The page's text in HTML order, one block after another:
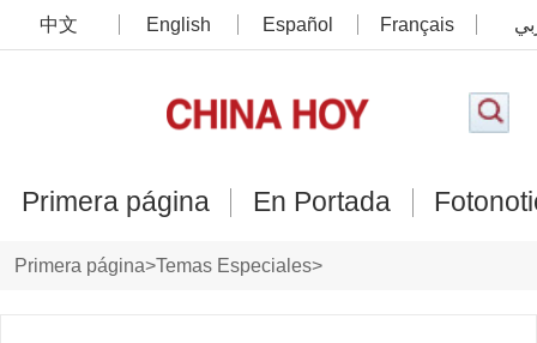
中文 English Español Français
Primera página En Portada
Primera página>Temas Especiales>